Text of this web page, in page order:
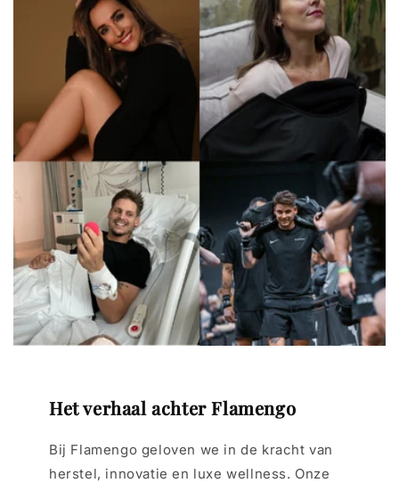
Het verhaal achter Flamengo
Bij Flamengo geloven we in de kracht van
herstel, innovatie en luxe wellness. Onze